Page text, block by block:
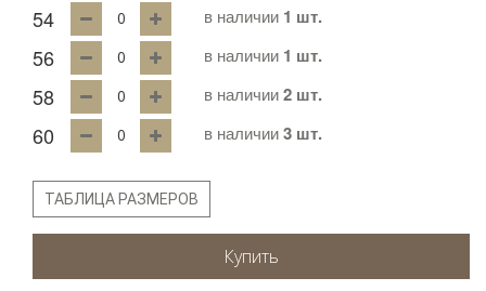
54 в наличии 1 шт.
56 в наличии 1 шт.
58 в наличии2 шт.
60 в наличии3 шт.
ТАБЛИЦА РАЗМЕРОВ
Купить